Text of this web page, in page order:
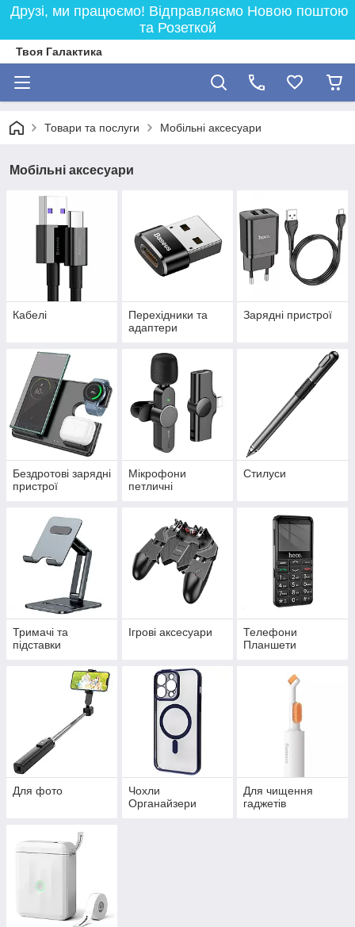
Друзі, ми працюємо! Відправляємо Новою поштою
та Розеткой
Твоя Галактика
Товари та послуги Мобільні аксесуари
Мобільні аксесуари
Кабелі
Перехідники та
адаптери
Зарядні пристрої
Бездротові зарядні
пристрої
Мікрофони
петличні
Стилуси
Тримачі та
підставки
Ігрові аксесуари
Телефони
Планшети
Для фото
Чохли
Органайзери
Для чищення
гаджетів